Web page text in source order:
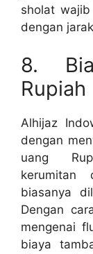
sholat
dengan
8.
Rupiah
Alhijaz
dengan
uang
kerumitan
biasanya
Dengan
mengenai
biaya